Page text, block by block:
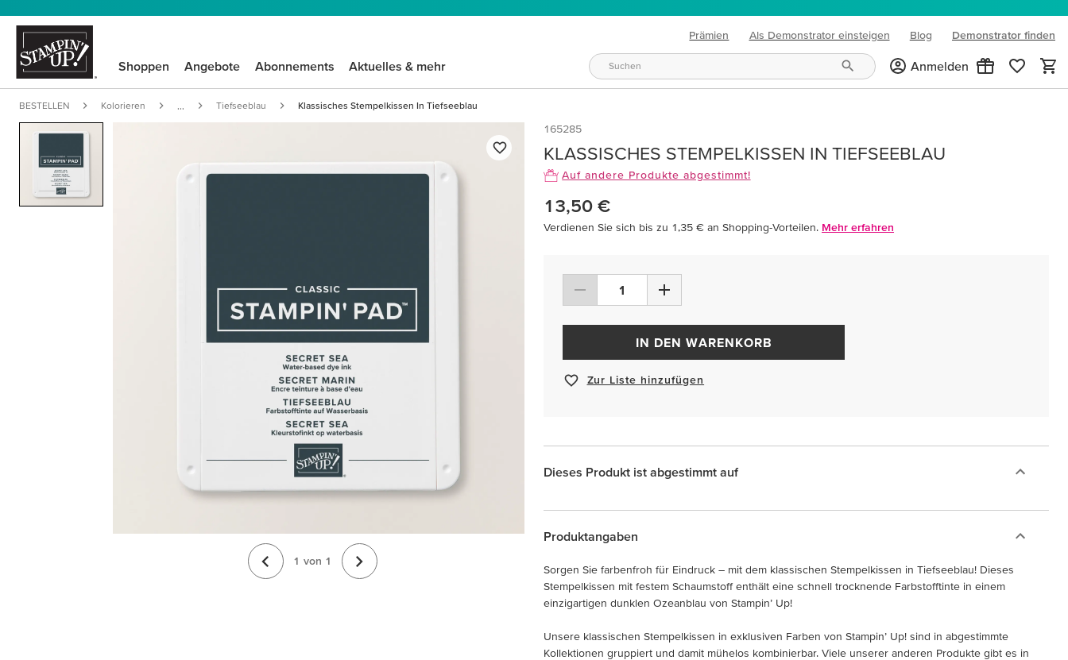
Prämien Als Demonstrator einsteigen Blog
(opens in new tab)
Demonstrator finden
Shoppen Angebote Abonnements Aktuelles & mehr Anmelden
BESTELLEN Kolorieren Tiefseeblau Klassisches Stempelkissen In Tiefseeblau
1 von 1
165285
KLASSISCHES STEMPELKISSEN IN TIEFSEEBLAU
Auf andere Produkte abgestimmt!
13,50 €
Verdienen Sie sich bis zu 1,35 € an Shopping-Vorteilen. Mehr erfahren
IN DEN WARENKORB
Zur Liste hinzufügen
Dieses Produkt ist abgestimmt auf
Produktangaben
Sorgen Sie farbenfroh für Eindruck – mit dem klassischen Stempelkissen in Tiefseeblau! Dieses
Stempelkissen mit festem Schaumstoff enthält eine schnell trocknende Farbstofftinte in einem
einzigartigen dunklen Ozeanblau von Stampin’ Up!
Unsere klassischen Stempelkissen in exklusiven Farben von Stampin’ Up! sind in abgestimmte
Kollektionen gruppiert und damit mühelos kombinierbar. Viele unserer anderen Produkte gibt es in